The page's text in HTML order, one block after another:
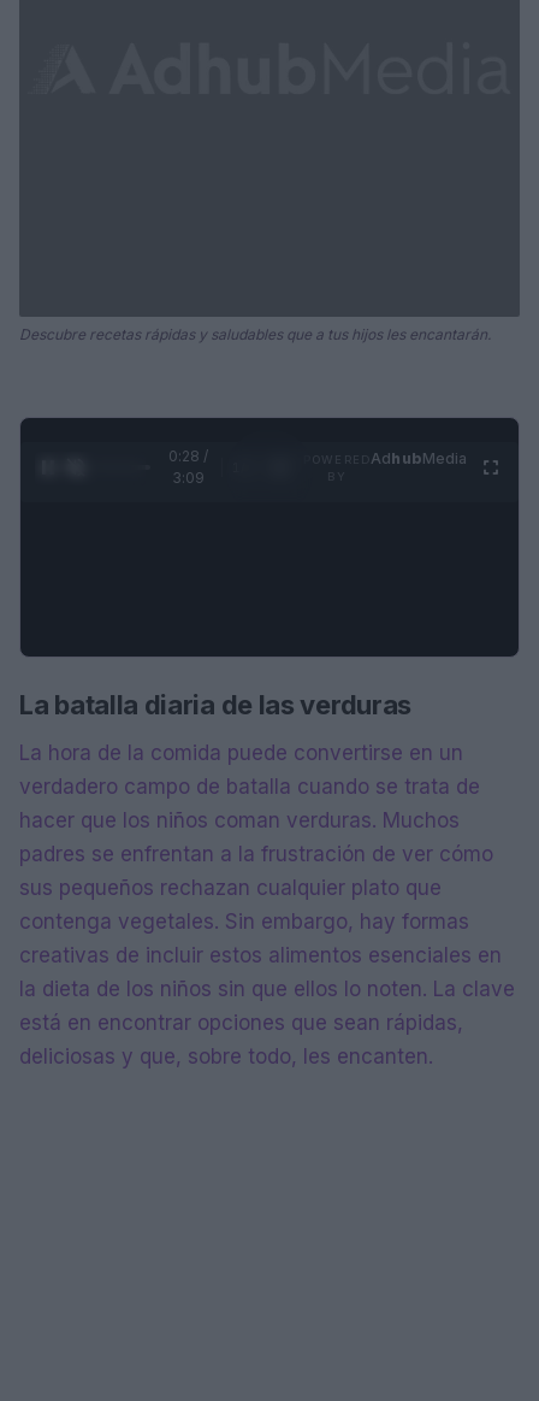
Descubre recetas rápidas y saludables que a tus hijos les encantarán.
0:28 /
3:09
AdhubMedia
La batalla diaria de las verduras
La hora de la comida puede convertirse en un
verdadero campo de batalla cuando se trata de
hacer que los niños coman verduras. Muchos
padres se enfrentan a la frustración de ver cómo
sus pequeños rechazan cualquier plato que
contenga vegetales. Sin embargo, hay formas
creativas de incluir estos alimentos esenciales en
la dieta de los niños sin que ellos lo noten. La clave
está en encontrar opciones que sean rápidas,
deliciosas y que, sobre todo, les encanten.